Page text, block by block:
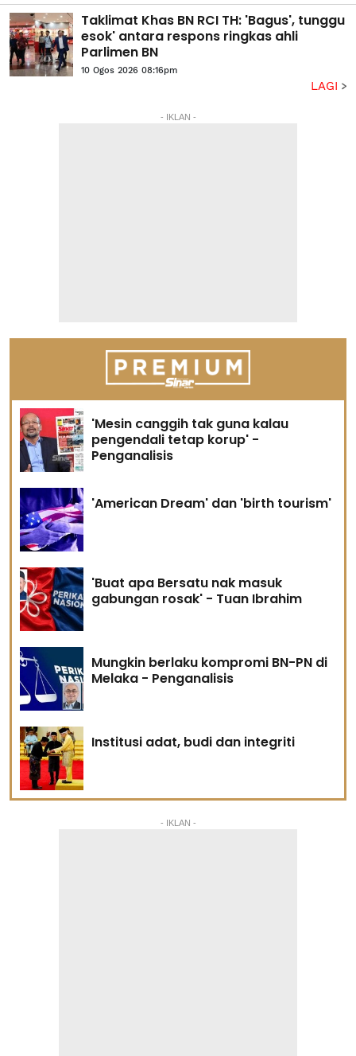
Taklimat Khas BN RCI TH: 'Bagus', tunggu
esok' antara respons ringkas ahli
Parlimen BN
10 Ogos 2026 08:16pm
LAGI
- IKLAN -
'Mesin canggih tak guna kalau
pengendali tetap korup' -
Penganalisis
'American Dream' dan 'birth tourism'
'Buat apa Bersatu nak masuk
gabungan rosak' - Tuan Ibrahim
Mungkin berlaku kompromi BN-PN di
Melaka - Penganalisis
Institusi adat, budi dan integriti
- IKLAN -